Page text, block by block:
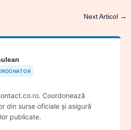
Next Articol →
Coordonează
din surse oficiale și asigură
publicate.